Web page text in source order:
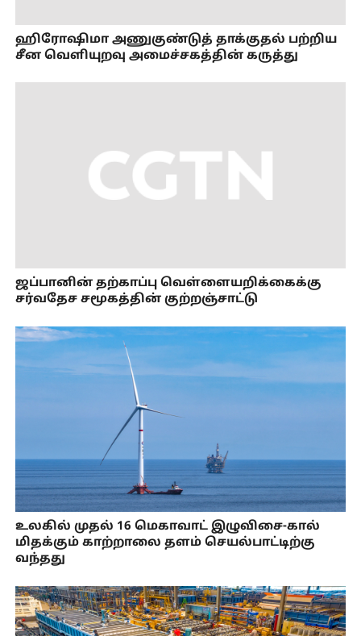
ஹிரோஷிமா அணுகுண்டுத் தாக்குதல் பற்றிய
சீன வெளியுறவு அமைச்சகத்தின் கருத்து
ஜப்பானின் தற்காப்பு வெள்ளையறிக்கைக்கு
சர்வதேச சமூகத்தின் குற்றஞ்சாட்டு
உலகில் முதல் 16 மெகாவாட் இழுவிசை-கால்
மிதக்கும் காற்றாலை தளம் செயல்பாட்டிற்கு
வந்தது